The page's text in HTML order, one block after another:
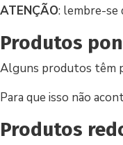
ATENÇÃO: lembre-se
Produtos
Alguns produtos têm
Para que isso não
Produtos